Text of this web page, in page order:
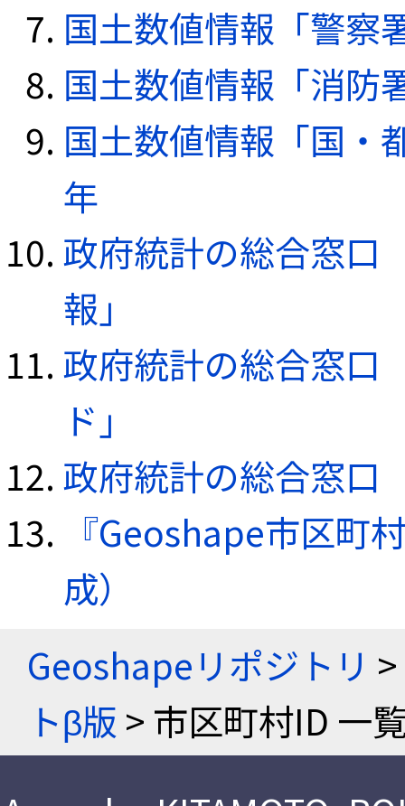
国土数値情報「警察
国土数値情報「消防
国土数値情報「国・
年
政府統計の総合窓口
報」
政府統計の総合窓口
ド」
政府統計の総合窓口
『Geoshape市区町
成）
Geoshapeリポジトリ >
トβ版 > 市区町村ID 一